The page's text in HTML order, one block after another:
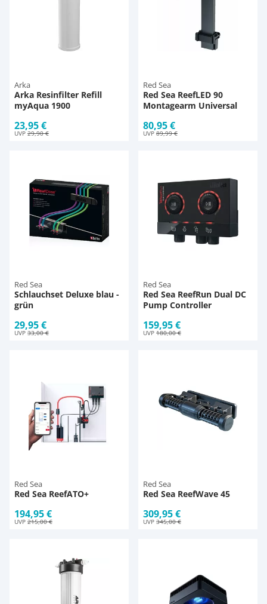
Arka
Arka Resinfilter Refill
myAqua 1900
23,95 €
UVP 29,90 €
Red Sea
Red Sea ReefLED 90
Montagearm Universal
80,95 €
UVP 89,99 €
Red Sea
Schlauchset Deluxe blau -
grün
29,95 €
UVP 33,00 €
Red Sea
Red Sea ReefRun Dual DC
Pump Controller
159,95 €
UVP 180,00 €
Red Sea
Red Sea ReefATO+
194,95 €
UVP 215,00 €
Red Sea
Red Sea ReefWave 45
309,95 €
UVP 345,00 €